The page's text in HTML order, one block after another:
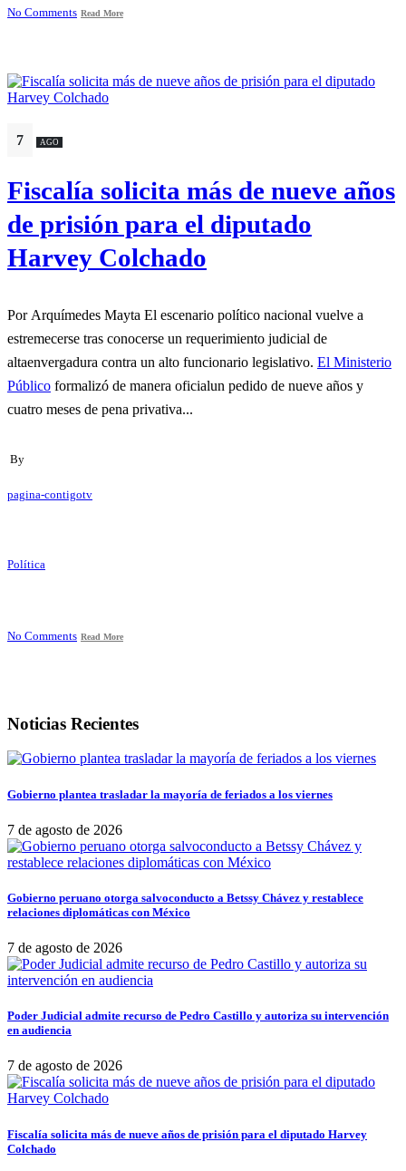
No Comments Read More
7 AGO
Fiscalía solicita más de nueve años
de prisión para el diputado
Harvey Colchado
Por Arquímedes Mayta El escenario político nacional vuelve a
estremecerse tras conocerse un requerimiento judicial de
altaenvergadura contra un alto funcionario legislativo. El Ministerio
Público formalizó de manera oficialun pedido de nueve años y
cuatro meses de pena privativa...
By
pagina-contigotv
Política
No Comments Read More
Noticias Recientes
Gobierno plantea trasladar la mayoría de feriados a los viernes
7 de agosto de 2026
Gobierno peruano otorga salvoconducto a Betssy Chávez y restablece
relaciones diplomáticas con México
7 de agosto de 2026
Poder Judicial admite recurso de Pedro Castillo y autoriza su intervención
en audiencia
7 de agosto de 2026
Fiscalía solicita más de nueve años de prisión para el diputado Harvey
Colchado